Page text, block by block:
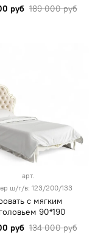
руб 189 000 руб
арт.
ш/г/в: 123/200/133
с мягким
90*190
руб 134 000 руб